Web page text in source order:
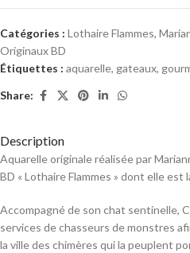
Catégories : Lothaire Flammes,
Originaux BD
Étiquettes : aquarelle, gateaux,
Share:
Description
Aquarelle originale réalisée par
BD « Lothaire Flammes » dont elle est
Accompagné de son chat sentinelle,
services de chasseurs de monstres
la ville des chimères qui la peuplent